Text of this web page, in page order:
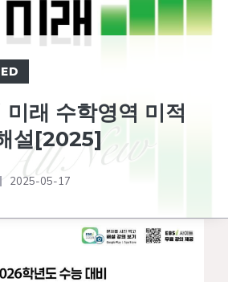
미래 수학영역 미적
설[2025]
2025-05-17